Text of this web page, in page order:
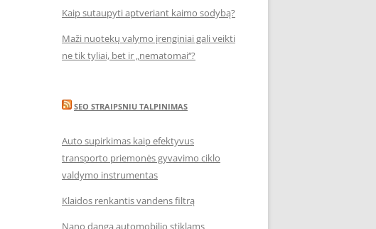
Kaip sutaupyti aptveriant kaimo sodybą?
Maži nuotekų valymo įrenginiai gali veikti
ne tik tyliai, bet ir „nematomai‘‘?
SEO STRAIPSNIU TALPINIMAS
Auto supirkimas kaip efektyvus
transporto priemonės gyvavimo ciklo
valdymo instrumentas
Klaidos renkantis vandens filtrą
Nano danga automobilio stiklams